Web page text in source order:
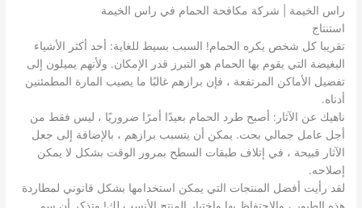
راس الخيمة | شركة مكافحة الحمام في راس الخيمة
استنتاج
تقريبا كل شخص يكره الحمام! السبب بسيط للغاية: أحد أكثر الأشياء
البغيضة التي يقوم بها الحمام هو التبرز قدر الإمكان. ولأنهم يميلون إلى
تفضيل الأماكن المرتفعة ، فإن برازهم غالبًا ما يصيب المارة المطمئنين
أدناه.
ناهيك عن الآثار: أصبح طرد الحمام بعيدًا أمرًا ضروريًا ، ليس فقط من
أجل عامل جمالي بحت. يمكن أن يتسبب برازهم ، بالإضافة إلى جعل
الآثار قبيحة ، في إتلاف طبقات السطح بمرور الوقت بشكل لا يمكن
إصلاحه.
لقد رأيت أفضل المنتجات التي يمكن استخدامها بشكل قانوني لمطاردة